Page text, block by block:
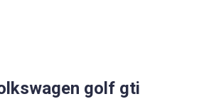
golf gti